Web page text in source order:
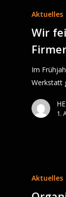
Aktuelles
Wir
Im
Werkstatt
1.
Aktuelles